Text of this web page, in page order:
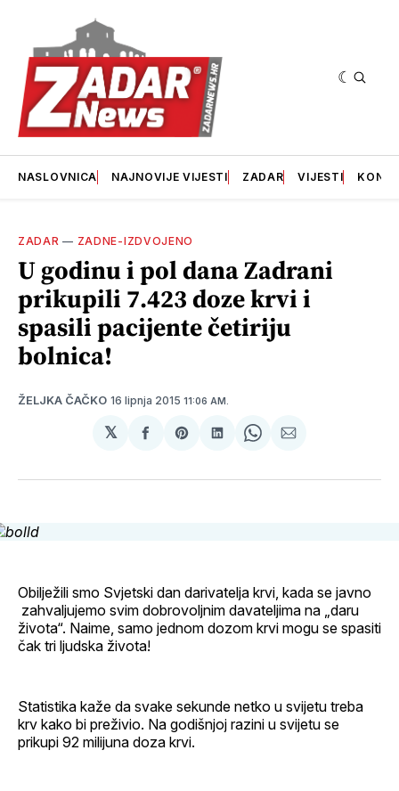
NASLOVNICA NAJNOVIJE VIJESTI ZADAR VIJESTI
ZADAR — ZADNE-IZDVOJENO
U godinu i pol dana Zadrani
prikupili 7.423 doze krvi i
spasili pacijente četiriju
bolnica!
ŽELJKA ČAČKO 16 lipnja 2015 11:06 AM.
𝕏
podijeliSharepodijeliSharepodijeli
Obilježili smo Svjetski dan darivatelja krvi, kada se javno
zahvaljujemo svim dobrovoljnim davateljima na „daru
života“. Naime, samo jednom dozom krvi mogu se spasiti
čak tri ljudska života!
Statistika kaže da svake sekunde netko u svijetu treba
krv kako bi preživio. Na godišnjoj razini u svijetu se
prikupi 92 milijuna doza krvi.